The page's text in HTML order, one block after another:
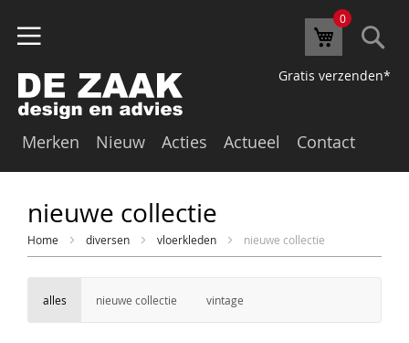
0
Gratis verzenden*
Merken Nieuw Acties Actueel Contact
nieuwe collectie
Home diversen vloerkleden nieuwe collectie
alles nieuwe collectie vintage